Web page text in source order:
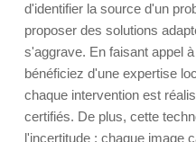
d'identifier la source d'un
proposer des solutions
s'aggrave. En faisant appel
bénéficiez d'une expertise
chaque intervention est
certifiés. De plus, cette
l'incertitude : chaque image